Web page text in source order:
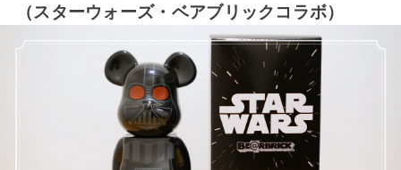
（スターウォーズ・ベアブリックコラボ）